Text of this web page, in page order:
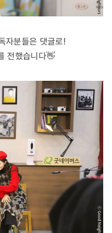
자분들은 댓글로!
전했습니다👋